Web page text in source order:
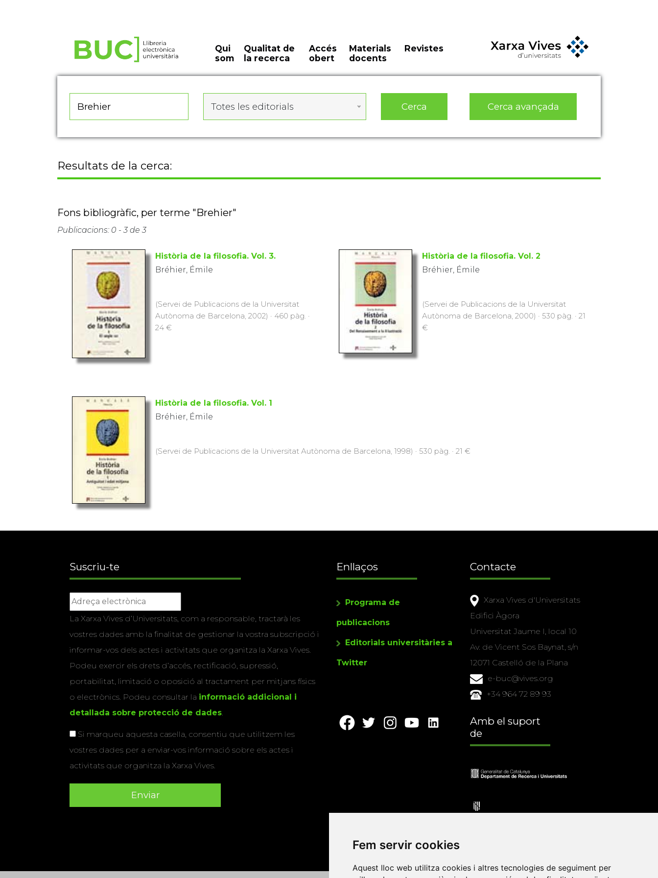
Fem servir cookies
Aquest lloc web utilitza cookies i altres tecnologies de seguiment per
Qui
som
Qualitat de
la recerca
Accés
obert
Materials
docents
Revistes
Totes les editorials Cerca Cerca avançada
Resultats de la cerca:
Fons bibliogràfic, per terme "Brehier"
Publicacions: 0 - 3 de 3
Història de la filosofia. Vol. 3.
Bréhier, Émile
(Servei de Publicacions de la Universitat
Autònoma de Barcelona, 2002) · 460 pàg. ·
24 €
Història de la filosofia. Vol. 2
Bréhier, Émile
(Servei de Publicacions de la Universitat
Autònoma de Barcelona, 2000) · 530 pàg. · 21
€
Història de la filosofia. Vol. 1
Bréhier, Émile
(Servei de Publicacions de la Universitat Autònoma de Barcelona, 1998) · 530 pàg. · 21 €
Suscriu-te
La Xarxa Vives d’Universitats, com a responsable, tractarà les
vostres dades amb la finalitat de gestionar la vostra subscripció i
informar-vos dels actes i activitats que organitza la Xarxa Vives.
Podeu exercir els drets d’accés, rectificació, supressió,
portabilitat, limitació o oposició al tractament per mitjans físics
o electrònics. Podeu consultar la informació addicional i
detallada sobre protecció de dades.
Si marqueu aquesta casella, consentiu que utilitzem les
vostres dades per a enviar-vos informació sobre els actes i
activitats que organitza la Xarxa Vives.
Enllaços
Programa de
publicacions
Editorials universitàries a
Twitter
Contacte
Xarxa Vives d'Universitats
Edifici Àgora
Universitat Jaume I, local 10
Av. de Vicent Sos Baynat, s/n
12071 Castelló de la Plana
e-buc@vives.org
+34 964 72 89 93
Amb el suport
de